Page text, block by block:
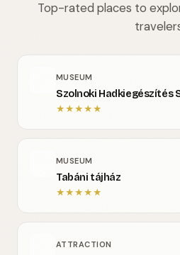
Top-rated places to
MUSEUM
Szolnoki Hadkiegészítés
★★★★★
MUSEUM
Tabáni tájház
★★★★★
ATTRACTION